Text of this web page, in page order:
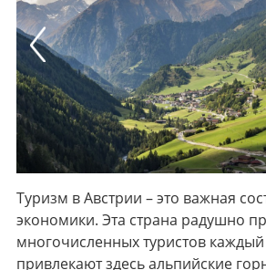
Previous
Туризм в Австрии – это важная
экономики. Эта страна радушно
многочисленных туристов
привлекают здесь альпийские